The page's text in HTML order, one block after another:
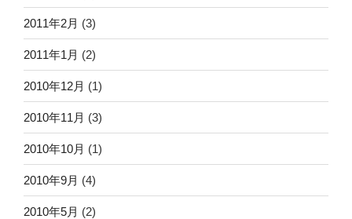
2011年2月 (3)
2011年1月 (2)
2010年12月 (1)
2010年11月 (3)
2010年10月 (1)
2010年9月 (4)
2010年5月 (2)